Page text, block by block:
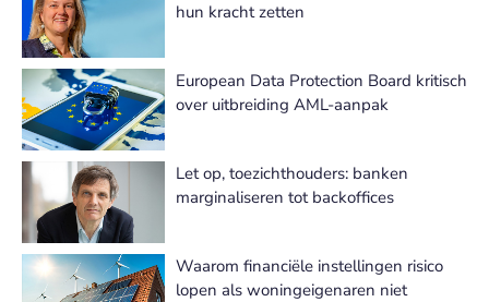
hun kracht zetten
European Data Protection Board kritisch
over uitbreiding AML-aanpak
Let op, toezichthouders: banken
marginaliseren tot backoffices
Waarom financiële instellingen risico
lopen als woningeigenaren niet